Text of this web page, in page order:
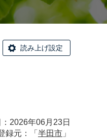
読み上げ設定
2026年06月23日
録元：「 半田市 」